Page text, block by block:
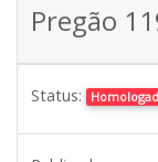
Pregão
Status: